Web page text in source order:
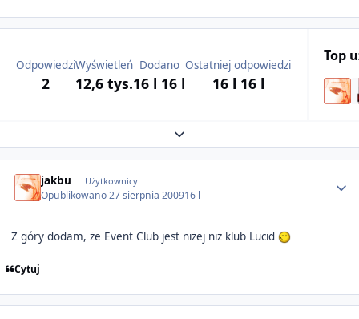
Odpowiedzi
2
Wyświetleń
12,6 tys.
Dodano
16 l 16 l
Ostatniej odpowiedzi
16 l 16 l
Top
Expand topic overview
jakbu Użytkownicy
Opublikowano27 sierpnia 200916 l
Z góry dodam, że Event Club jest niżej niż klub Lucid
Cytuj